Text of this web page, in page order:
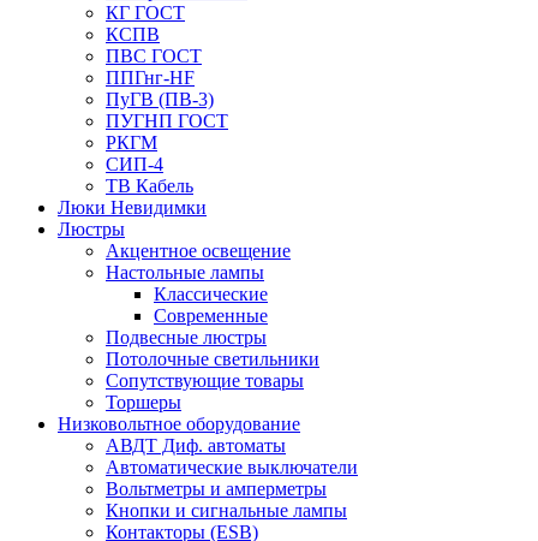
КГ ГОСТ
КСПВ
ПВС ГОСТ
ППГнг-HF
ПуГВ (ПВ-3)
ПУГНП ГОСТ
РКГМ
СИП-4
ТВ Кабель
Люки Невидимки
Люстры
Акцентное освещение
Настольные лампы
Классические
Современные
Подвесные люстры
Потолочные светильники
Сопутствующие товары
Торшеры
Низковольтное оборудование
АВДT Диф. автоматы
Автоматические выключатели
Вольтметры и амперметры
Кнопки и сигнальные лампы
Контакторы (ESB)